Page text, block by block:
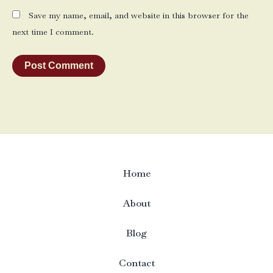
Save my name, email, and website in this browser for the
next time I comment.
Home
About
Blog
Contact